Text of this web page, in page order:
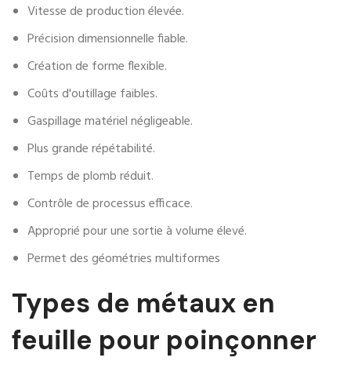
Vitesse de production élevée.
Précision dimensionnelle fiable.
Création de forme flexible.
Coûts d'outillage faibles.
Gaspillage matériel négligeable.
Plus grande répétabilité.
Temps de plomb réduit.
Contrôle de processus efficace.
Approprié pour une sortie à volume élevé.
Permet des géométries multiformes
Types de métaux en
feuille pour poinçonner